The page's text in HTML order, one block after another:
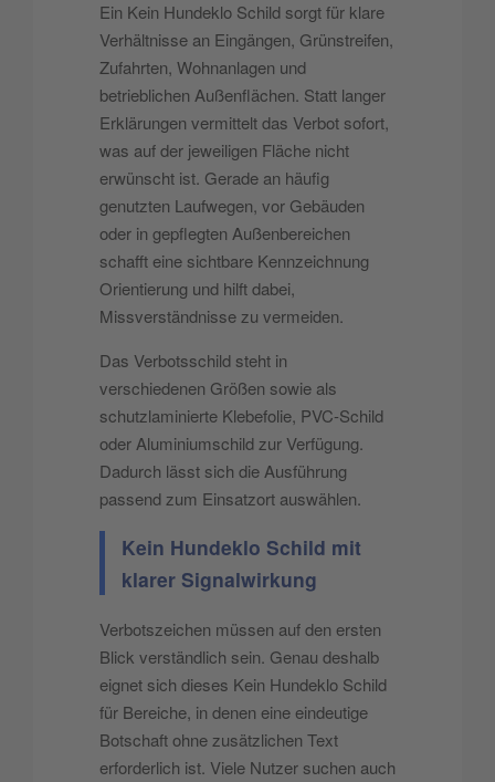
Ein Kein Hundeklo Schild sorgt für klare
Verhältnisse an Eingängen, Grünstreifen,
Zufahrten, Wohnanlagen und
betrieblichen Außenflächen. Statt langer
Erklärungen vermittelt das Verbot sofort,
was auf der jeweiligen Fläche nicht
erwünscht ist. Gerade an häufig
genutzten Laufwegen, vor Gebäuden
oder in gepflegten Außenbereichen
schafft eine sichtbare Kennzeichnung
Orientierung und hilft dabei,
Missverständnisse zu vermeiden.
Das Verbotsschild steht in
verschiedenen Größen sowie als
schutzlaminierte Klebefolie, PVC-Schild
oder Aluminiumschild zur Verfügung.
Dadurch lässt sich die Ausführung
passend zum Einsatzort auswählen.
Kein Hundeklo Schild mit
klarer Signalwirkung
Verbotszeichen müssen auf den ersten
Blick verständlich sein. Genau deshalb
eignet sich dieses Kein Hundeklo Schild
für Bereiche, in denen eine eindeutige
Botschaft ohne zusätzlichen Text
erforderlich ist. Viele Nutzer suchen auch